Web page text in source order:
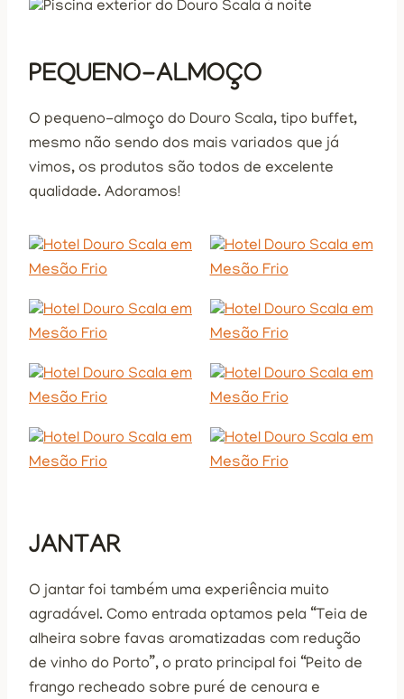
PEQUENO-ALMOÇO
O pequeno-almoço do Douro Scala, tipo buffet,
mesmo não sendo dos mais variados que já
vimos, os produtos são todos de excelente
qualidade. Adoramos!
JANTAR
O jantar foi também uma experiência muito
agradável. Como entrada optamos pela “Teia de
alheira sobre favas aromatizadas com redução
de vinho do Porto”, o prato principal foi “Peito de
frango recheado sobre puré de cenoura e